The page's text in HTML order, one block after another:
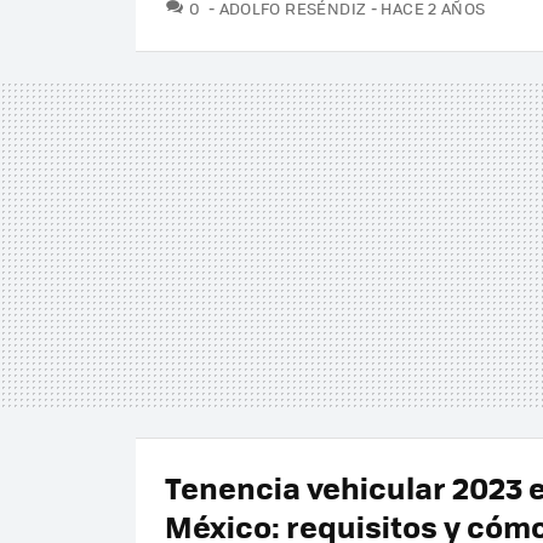
0 ADOLFO RESÉNDIZ HACE 2 AÑOS
Tenencia vehicular 2023
México: requisitos y